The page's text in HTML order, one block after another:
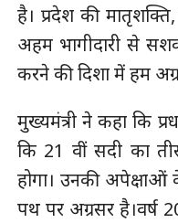
है। प्रदेश की
अहम भागीदारी से
करने की दिशा में हम
मुख्यमंत्री ने कहा कि
कि 21 वीं सदी का
होगा। उनकी
पथ पर अग्रसर है।वर्ष